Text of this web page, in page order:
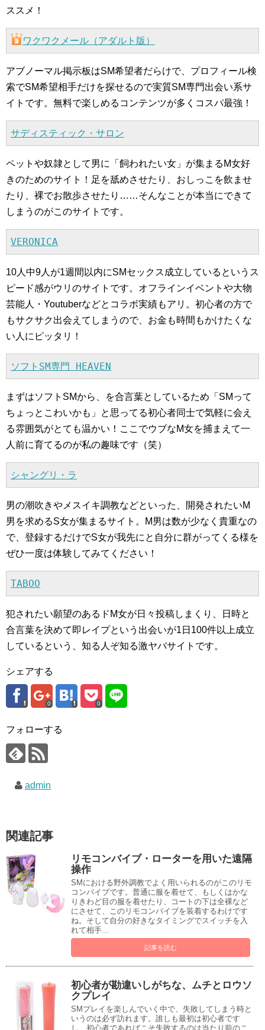
ススメ！
ワクワクメール（アダルト版）
アブノーマル掲示板はSM希望者だらけで、プロフィール検
索でSM希望相手だけを探せるので実質SM専門出会い系サ
イトです。無料で楽しめるコンテンツが多くコスパ最強！
サディスティック・サロン
ペットや奴隷として男に「飼われたい女」が集まるM女好
きのためのサイト！足を舐めさせたり、おしっこを飲ませ
たり、裸でお散歩させたり……そんなことが本当にできて
しまうのがこのサイトです。
VERONICA
10人中9人が1週間以内にSMセックス成立しているというス
ピード感がウリのサイトです。オフラインイベントや大物
芸能人・Youtuberなどとコラボ実績もアリ。初心者の方で
もサクサク出会えてしまうので、お金も時間もかけたくな
い人にピッタリ！
ソフトSM専門 HEAVEN
まずはソフトSMから、を合言葉としているため「SMって
ちょっとこわいかも」と思ってる初心者同士で気軽に会え
る雰囲気がとても温かい！ここでウブなM女を捕まえて一
人前に育てるのが私の趣味です（笑）
シャングリ・ラ
男の潮吹きやメスイキ調教などといった、開発されたいM
男を求めるS女が集まるサイト。M男は数が少なく貴重なの
で、登録するだけでS女が我先にと自分に群がってくる様を
ぜひ一度は体験してみてください！
TABOO
犯されたい願望のあるドM女が日々投稿しまくり、日時と
合言葉を決めて即レイプという出会いが1日100件以上成立
しているという、知る人ぞ知る激ヤバサイトです。
シェアする
0 0
フォローする
admin
関連記事
リモコンバイブ・ローターを用いた遠隔
操作
SMにおける野外調教でよく用いられるのがこのリモ
コンバイブです。普通に服を着せて、もしくはかな
りきわど目の服を着せたり、コートの下は全裸など
にさせて、このリモコンバイブを装着するわけです
ね。そして自分の好きなタイミングでスイッチを入
れて相手...
記事を読む
初心者が勘違いしがちな、ムチとロウソ
クプレイ
SMプレイを楽しんでいく中で、失敗してしまう時と
いうのは必ず訪れます。誰しも最初は初心者です
し、初心者であればこそ失敗するのは当たり前のこ